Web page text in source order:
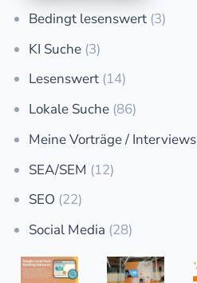
Bedingt lesenswert (3)
KI Suche (3)
Lesenswert (14)
Lokale Suche (86)
Meine Vorträge / Interviews
SEA/SEM (12)
SEO (22)
Social Media (28)